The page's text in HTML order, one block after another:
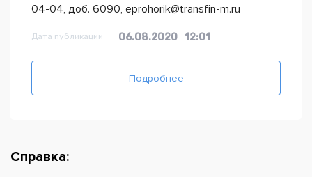
04-04, доб. 6090, eprohorik@transfin-m.ru
Дата публикации 06.08.2020 12:01
Подробнее
Справка: